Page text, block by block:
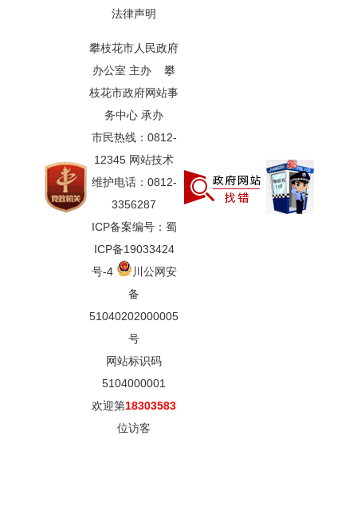
法律声明
攀枝花市人民政府
办公室 主办 攀
枝花市政府网站事
务中心 承办
市民热线：0812-
12345 网站技术
维护电话：0812-
3356287
ICP备案编号：蜀
ICP备19033424
号-4
川公网安
备
51040202000005
号
网站标识码
5104000001
欢迎第18303583
位访客